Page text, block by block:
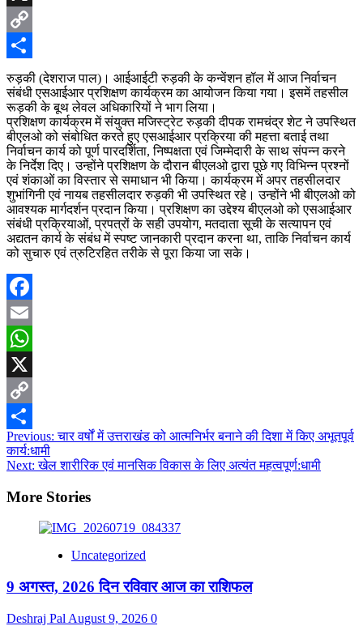
X
Copy
Link
Share
रुड़की (देशराज पाल)। आईआईटी रुड़की के कन्वेंशन हॉल में आज निर्वाचन
संबंधी एसआईआर प्रशिक्षण कार्यक्रम का आयोजन किया गया। इसमें तहसील
रूड़की के बूथ लेवल अधिकारियों ने भाग लिया।
प्रशिक्षण कार्यक्रम में संयुक्त मजिस्ट्रेट रुड़की दीपक रामचंद्र शेट ने उपस्थित
बीएलओ को संबोधित करते हुए एसआईआर प्रक्रिया की महत्ता बताई तथा
निर्वाचन कार्य को पूर्ण पारदर्शिता, निष्पक्षता एवं जिम्मेदारी के साथ संपन्न करने
के निर्देश दिए। उन्होंने प्रशिक्षण के दौरान बीएलओ द्वारा पूछे गए विभिन्न प्रश्नों
एवं शंकाओं का विस्तार से समाधान भी किया। कार्यक्रम में अपर तहसीलदार
शुभांगिनी एवं नायब तहसीलदार रुड़की भी उपस्थित रहे। उन्होंने भी बीएलओ को
आवश्यक मार्गदर्शन प्रदान किया। प्रशिक्षण का उद्देश्य बीएलओ को एसआईआर
संबंधी प्रक्रियाओं, प्रपत्रों के सही उपयोग, मतदाता सूची के सत्यापन एवं
अद्यतन कार्य के संबंध में स्पष्ट जानकारी प्रदान करना था, ताकि निर्वाचन कार्य
को सुचारु एवं त्रुटिरहित तरीके से पूरा किया जा सके।
Facebook
Email
WhatsApp
X
Copy
Link
Share
Post
navigation
Previous:चार वर्षों में उत्तराखंड को आत्मनिर्भर बनाने की दिशा में किए अभूतपूर्व
कार्य:धामी
Next:खेल शारीरिक एवं मानसिक विकास के लिए अत्यंत महत्वपूर्ण:धामी
More Stories
Uncategorized
9 अगस्त, 2026 दिन रविवार आज का राशिफल
Deshraj Pal August 9, 2026 0